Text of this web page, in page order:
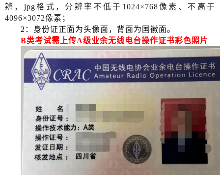
辨， jpg格式，分辨率不低于1024×768像素、不高于
4096×3072像素；
2：身份证正面为头像面，背面为国徽面。
B类考试需上传A级业余无线电台操作证书彩色照片